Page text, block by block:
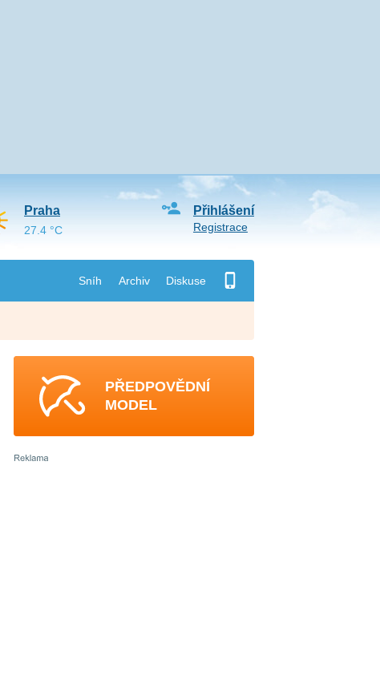
Sníh Archiv Diskuse
Přihlášení
Registrace
Praha
27.4 °C
PŘEDPOVĚDNÍ
MODEL